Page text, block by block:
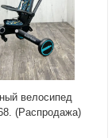
велосипед
(Распродажа)